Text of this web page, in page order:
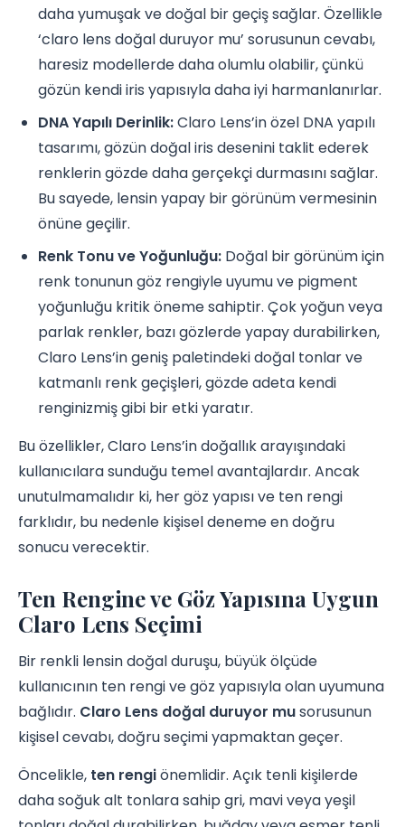
daha yumuşak ve doğal bir geçiş sağlar. Özellikle
‘claro lens doğal duruyor mu’ sorusunun cevabı,
haresiz modellerde daha olumlu olabilir, çünkü
gözün kendi iris yapısıyla daha iyi harmanlanırlar.
DNA Yapılı Derinlik:Claro Lens’in özel DNA yapılı
tasarımı, gözün doğal iris desenini taklit ederek
renklerin gözde daha gerçekçi durmasını sağlar.
Bu sayede, lensin yapay bir görünüm vermesinin
önüne geçilir.
Renk Tonu ve Yoğunluğu: Doğal bir görünüm için
renk tonunun göz rengiyle uyumu ve pigment
yoğunluğu kritik öneme sahiptir. Çok yoğun veya
parlak renkler, bazı gözlerde yapay durabilirken,
Claro Lens’in geniş paletindeki doğal tonlar ve
katmanlı renk geçişleri, gözde adeta kendi
renginizmiş gibi bir etki yaratır.
Bu özellikler, Claro Lens’in doğallık arayışındaki
kullanıcılara sunduğu temel avantajlardır. Ancak
unutulmamalıdır ki, her göz yapısı ve ten rengi
farklıdır, bu nedenle kişisel deneme en doğru
sonucu verecektir.
Ten Rengine ve Göz Yapısına Uygun
Claro Lens Seçimi
Bir renkli lensin doğal duruşu, büyük ölçüde
kullanıcının ten rengi ve göz yapısıyla olan uyumuna
bağlıdır. Claro Lens doğal duruyor musorusunun
kişisel cevabı, doğru seçimi yapmaktan geçer.
Öncelikle, ten rengiönemlidir. Açık tenli kişilerde
daha soğuk alt tonlara sahip gri, mavi veya yeşil